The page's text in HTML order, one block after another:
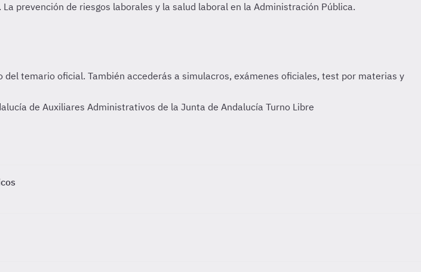
La prevención de riesgos laborales y la salud laboral en la Administración Pública.
de Auxiliares Administrativos de la Junta de Andalucía Turno Libre